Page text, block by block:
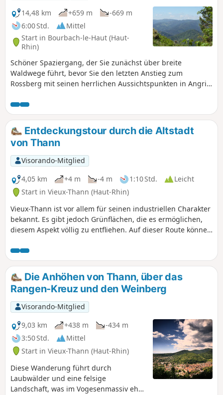
14,48 km
+659 m
-669 m
6:00 Std.
Mittel
Start in Bourbach-le-Haut (Haut-
Rhin)
Schöner Spaziergang, der Sie zunächst über breite
Waldwege führt, bevor Sie den letzten Anstieg zum
Rossberg mit seinen herrlichen Aussichtspunkten in Angriff
Entdeckungstour durch die Altstadt
von Thann
Visorando-Mitglied
4,05 km
+4 m -4 m 1:10 Std.
Leicht
Start in Vieux-Thann (Haut-Rhin)
Vieux-Thann ist vor allem für seinen industriellen Charakter
bekannt. Es gibt jedoch Grünflächen, die es ermöglichen,
diesem Aspekt völlig zu entfliehen. Auf dieser Route können
Saint-Dominique und der Place Bernard Thierry-Mieg sowie
am Espace Rammersweier vorbei. Weitere
Sehenswürdigkeiten auf dieser Route sind das Rathaus
sowie die Place Scherrer.
Die Anhöhen von Thann, über das
Rangen-Kreuz und den Weinberg
Visorando-Mitglied
9,03 km
+438 m
-434 m
3:50 Std.
Mittel
Start in Vieux-Thann (Haut-Rhin)
Diese Wanderung führt durch
Laubwälder und eine felsige
Landschaft, was im Vogesenmassiv eher